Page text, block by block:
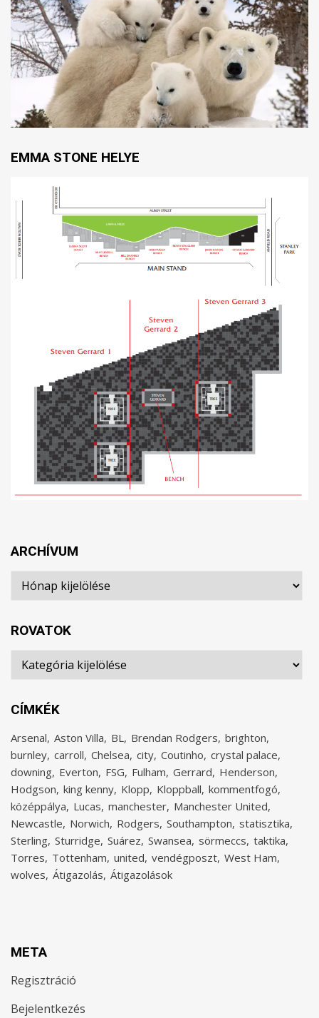
EMMA STONE HELYE
ARCHÍVUM
Archívum
ROVATOK
Rovatok
CÍMKÉK
Arsenal Aston Villa BL Brendan Rodgers brighton
burnley carroll Chelsea city Coutinho crystal palace
downing Everton FSG Fulham Gerrard Henderson
Hodgson king kenny Klopp Kloppball kommentfogó
középpálya Lucas manchester Manchester United
Newcastle Norwich Rodgers Southampton statisztika
Sterling Sturridge Suárez Swansea sörmeccs taktika
Torres Tottenham united vendégposzt West Ham
wolves Átigazolás Átigazolások
META
Regisztráció
Bejelentkezés